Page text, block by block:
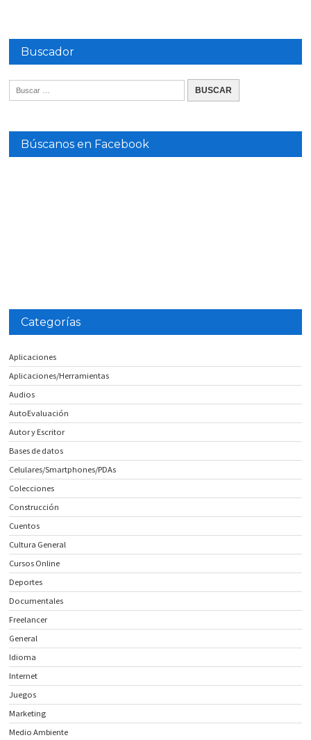
Buscador
Búscanos en Facebook
Categorías
Aplicaciones
Aplicaciones/Herramientas
Audios
AutoEvaluación
Autor y Escritor
Bases de datos
Celulares/Smartphones/PDAs
Colecciones
Construcción
Cuentos
Cultura General
Cursos Online
Deportes
Documentales
Freelancer
General
Idioma
Internet
Juegos
Marketing
Medio Ambiente